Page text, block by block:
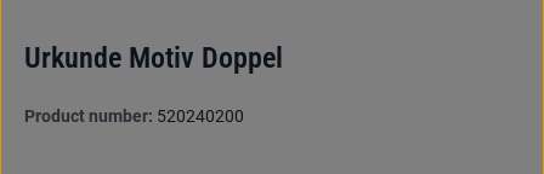
Urkunde Motiv Doppel
Product number: 520240200